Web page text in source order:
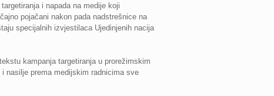
i napada na medije koji
pojačani nakon pada nadstrešnice na
specijalnih izvjestilaca Ujedinjenih nacija
kampanja targetiranja u prorežimskim
nasilje prema medijskim radnicima sve